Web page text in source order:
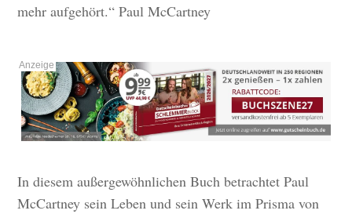
mehr aufgehört.“ Paul McCartney
In diesem außergewöhnlichen Buch betrachtet Paul
McCartney sein Leben und sein Werk im Prisma von